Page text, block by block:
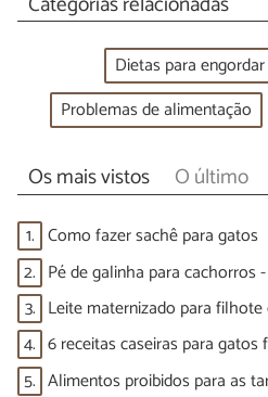
Dietas para engordar
Problemas de alimentação
Os mais vistos O último
1. Como fazer sachê para gatos
2. Pé de galinha para cachorros
3. Leite maternizado para
4. 6 receitas caseiras para gatos
5. Alimentos proibidos para as